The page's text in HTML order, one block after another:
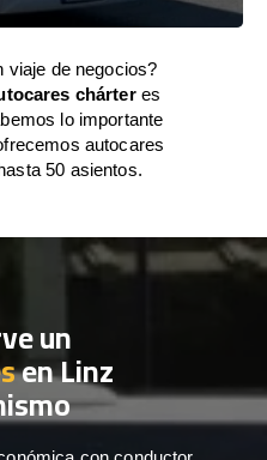
viaje de negocios?
chárteres
lo importante
autocares
50 asientos.
un
en Linz